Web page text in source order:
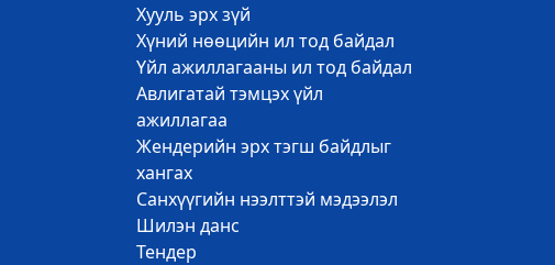
Хууль эрх зүй
Хүний нөөцийн ил тод байдал
Үйл ажиллагааны ил тод байдал
Авлигатай тэмцэх үйл
ажиллагаа
Жендерийн эрх тэгш байдлыг
хангах
Санхүүгийн нээлттэй мэдээлэл
Шилэн данс
Тендер